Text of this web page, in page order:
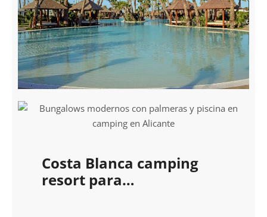
Costa Blanca camping
resort para